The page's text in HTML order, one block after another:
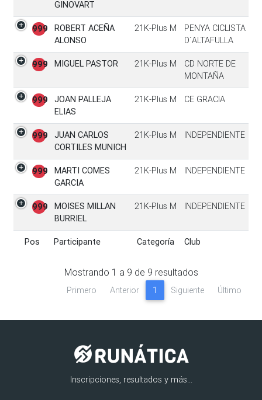
Pos Participante Categoría Club
GINOVART
999
ROBERT ACEÑA
ALONSO
21K-Plus M
PENYA CICLISTA
D´ALTAFULLA
999 MIGUEL PASTOR 21K-Plus M
CD NORTE DE
MONTAÑA
999
JOAN PALLEJA
ELIAS
21K-Plus M CE GRACIA
999
JUAN CARLOS
CORTILES MUNICH
21K-Plus M INDEPENDIENTE
999
MARTI COMES
GARCIA
21K-Plus M INDEPENDIENTE
999
MOISES MILLAN
BURRIEL
21K-Plus M INDEPENDIENTE
Pos Participante Categoría Club
Mostrando 1 a 9 de 9 resultados
Primero Anterior 1 Siguiente Último
Inscripciones, resultados y más...